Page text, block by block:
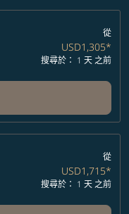
從
USD1,305*
搜尋於： 1 天 之前
從
USD1,715*
搜尋於： 1 天 之前